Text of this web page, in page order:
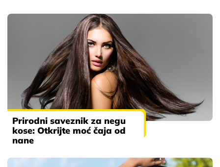
Prirodni saveznik za negu
kose: Otkrijte moć čaja od
nane